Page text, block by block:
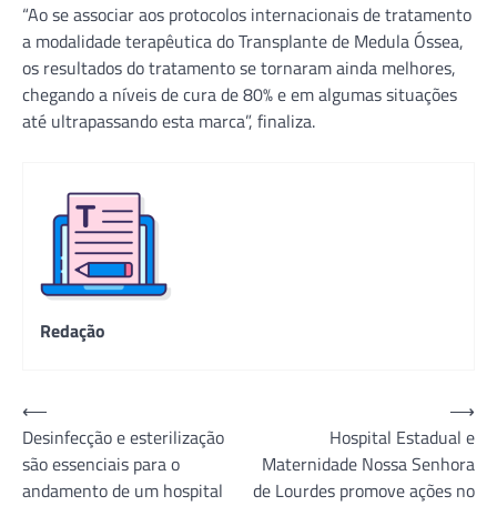
“Ao se associar aos protocolos internacionais de tratamento
a modalidade terapêutica do Transplante de Medula Óssea,
os resultados do tratamento se tornaram ainda melhores,
chegando a níveis de cura de 80% e em algumas situações
até ultrapassando esta marca”, finaliza.
Redação
Navegação
de
Post
⟵
Desinfecção e esterilização
são essenciais para o
andamento de um hospital
Hospital Estadual e
Maternidade Nossa Senhora
de Lourdes promove ações no
⟶